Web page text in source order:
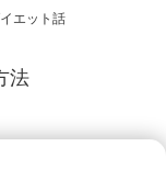
エット話
法